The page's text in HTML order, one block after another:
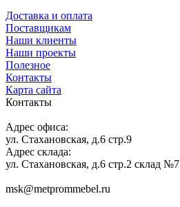
Доставка и оплата
Поставщикам
Наши клиенты
Наши проекты
Полезное
Контакты
Карта сайта
Контакты
Адрес офиса:
ул. Стахановская, д.6 стр.9
Адрес склада:
ул. Стахановская, д.6 стр.2 склад №7
msk@metprommebel.ru